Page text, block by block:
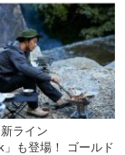
ライン
」も登場！ ゴールド